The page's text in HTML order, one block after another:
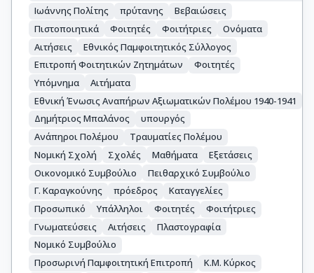
Ιωάννης Πολίτης
πρύτανης
Βεβαιώσεις
Πιστοποιητικά
Φοιτητές Φοιτήτριες
Ονόματα
Αιτήσεις
Εθνικός Παμφοιτητικός Σύλλογος
Επιτροπή Φοιτητικών Ζητημάτων
Φοιτητές
Υπόμνημα
Αιτήματα
Εθνική Ένωσις Αναπήρων Αξιωματικών Πολέμου 1940-1941
Δημήτριος Μπαλάνος
υπουργός
Ανάπηροι Πολέμου
Τραυματίες Πολέμου
Νομική Σχολή
Σχολές Μαθήματα
Εξετάσεις
Οικονομικό Συμβούλιο
Πειθαρχικό Συμβούλιο
Γ. Καραγκούνης
πρόεδρος
Καταγγελίες
Προσωπικό
Υπάλληλοι Φοιτητές
Φοιτήτριες
Γνωματεύσεις
Αιτήσεις
Πλαστογραφία
Νομικό Συμβούλιο
Προσωρινή Παμφοιτητική Επιτροπή
Κ.Μ. Κύρκος